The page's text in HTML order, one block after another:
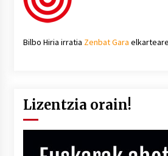
Bilbo Hiria irratia Zenbat Gara
Lizentzia orain!